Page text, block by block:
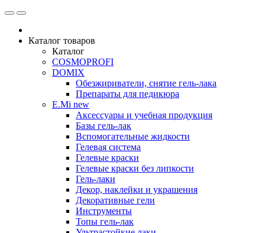
Каталог товаров
Каталог
COSMOPROFI
DOMIX
Обезжириватели, снятие гель-лака
Препараты для педикюра
E.Mi new
Аксессуары и учебная продукция
Базы гель-лак
Вспомогательные жидкости
Гелевая система
Гелевые краски
Гелевые краски без липкости
Гель-лаки
Декор, наклейки и украшения
Декоративные гели
Инструменты
Топы гель-лак